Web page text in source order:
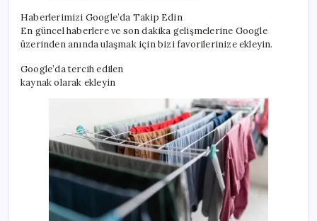
Haberlerimizi Google’da Takip Edin
En güncel haberlere ve son dakika gelişmelerine Google
üzerinden anında ulaşmak için bizi favorilerinize ekleyin.
Google’da tercih edilen
kaynak olarak ekleyin